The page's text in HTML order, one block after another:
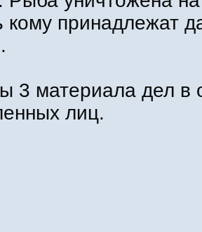
кому принадлежат
3 материала дел в
лиц.